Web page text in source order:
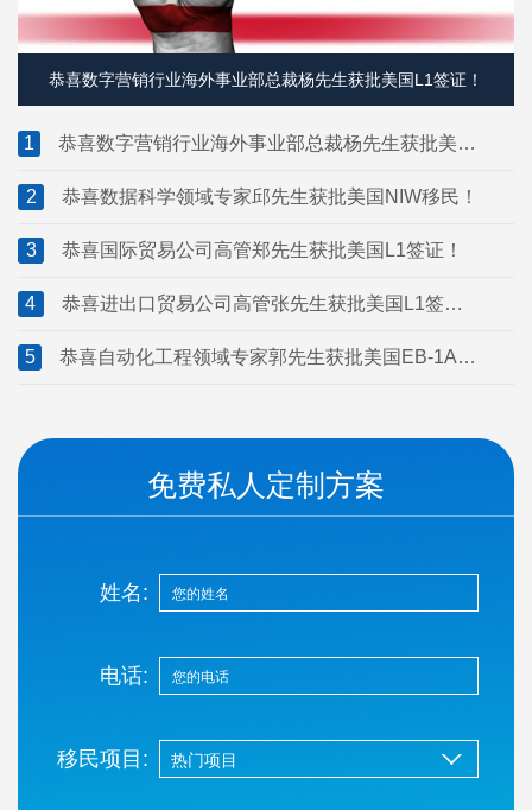
恭喜数字营销行业海外事业部总裁杨先生获批美国L1签证！
1
恭喜数字营销行业海外事业部总裁杨先生获批美国
2
恭喜数据科学领域专家邱先生获批美国NIW移民！
3 恭喜国际贸易公司高管郑先生获批美国L1签证！
4
恭喜进出口贸易公司高管张先生获批美国L1签
5
恭喜自动化工程领域专家郭先生获批美国EB-1A移
免费私人定制方案
姓名:
电话:
移民项目: